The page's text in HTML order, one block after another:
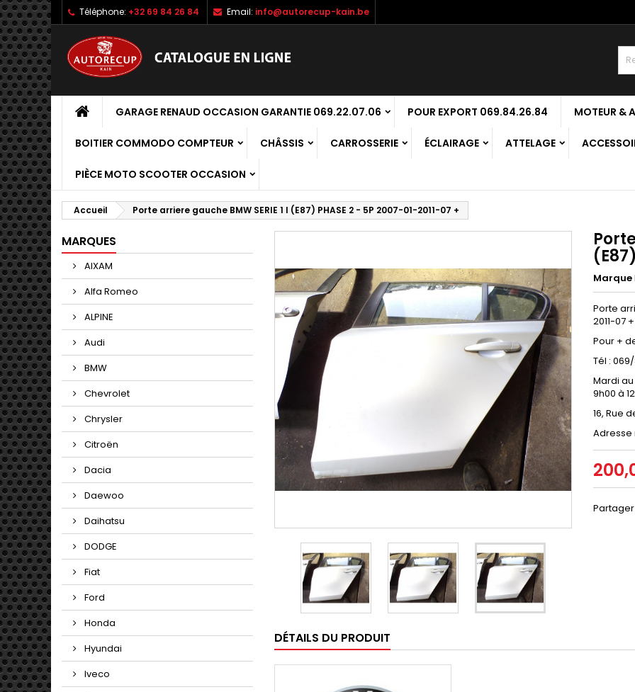
Téléphone: +32 69 84 26 84 Email: info@autorecup-kain.be
GARAGE RENAUD OCCASION GARANTIE 069.22.07.06 POUR EXPORT 069.84.26.84 MOTEUR &
BOITIER COMMODO COMPTEUR CHÂSSIS CARROSSERIE ÉCLAIRAGE ATTELAGE
PIÈCE MOTO SCOOTER OCCASION
Accueil Porte arriere gauche BMW SERIE 1 I (E87) PHASE 2 - 5P 2007-01-2011-07 +
MARQUES
AIXAM
Alfa Romeo
ALPINE
Audi
BMW
Chevrolet
Chrysler
Citroën
Dacia
Daewoo
Daihatsu
DODGE
Fiat
Ford
Honda
Hyundai
Iveco
Marque
Porte
2011-07 +
Pour +
Tél :
Mardi au
9h00 à
16, Rue
Adresse
Partager
DÉTAILS DU PRODUIT